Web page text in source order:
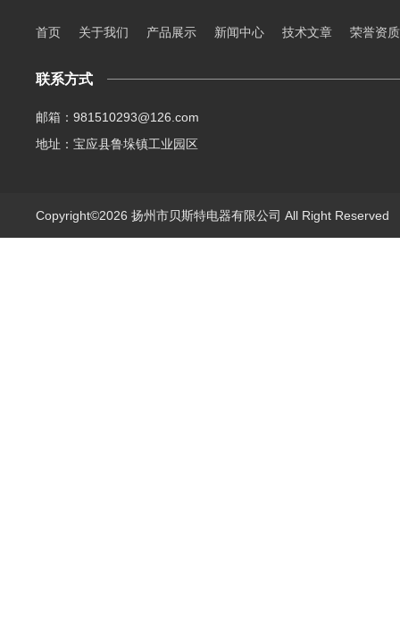
首页 关于我们 产品展示 新闻中心 技术文章 荣誉资质
联系方式
邮箱：981510293@126.com
地址：宝应县鲁垛镇工业园区
Copyright©2026 扬州市贝斯特电器有限公司 All Right